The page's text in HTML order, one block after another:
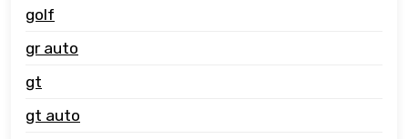
golf
gr auto
gt
gt auto